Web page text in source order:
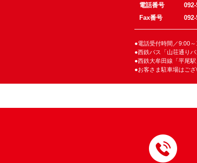
電話番号
Fax番号
●電話受付時間／9:00
●西鉄バス「山荘通り
●西鉄大牟田線「平尾
●お客さま駐車場はご